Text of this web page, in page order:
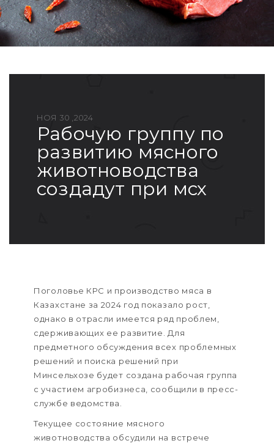
НОЯ 30 ,2024
рабочую группу по
развитию мясного
животноводства
создадут при мсх
Поголовье КРС и производство мяса в
Казахстане за 2024 год показало рост,
однако в отрасли имеется ряд проблем,
сдерживающих ее развитие. Для
предметного обсуждения всех проблемных
решений и поиска решений при
Минсельхозе будет создана рабочая группа
с участием агробизнеса, сообщили в пресс-
службе ведомства.
Текущее состояние мясного
животноводства обсудили на встрече